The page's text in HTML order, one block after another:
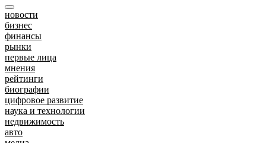
новости
бизнес
финансы
рынки
первые лица
мнения
рейтинги
биографии
цифровое развитие
наука и технологии
недвижимость
авто